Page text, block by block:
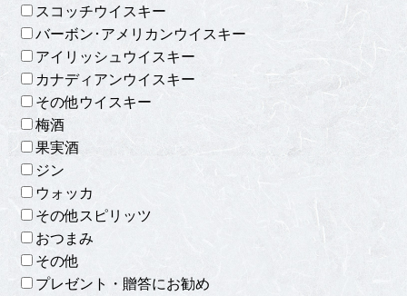
スコッチウイスキー
バーボン･アメリカンウイスキー
アイリッシュウイスキー
カナディアンウイスキー
その他ウイスキー
梅酒
果実酒
ジン
ウォッカ
その他スピリッツ
おつまみ
その他
プレゼント・贈答にお勧め